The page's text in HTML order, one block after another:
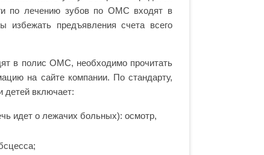
по лечению зубов по ОМС входят в
избежать предъявления счета всего
в полис ОМС, необходимо прочитать
на сайте компании. По стандарту,
детей включает:
идет о лежачих больных): осмотр,